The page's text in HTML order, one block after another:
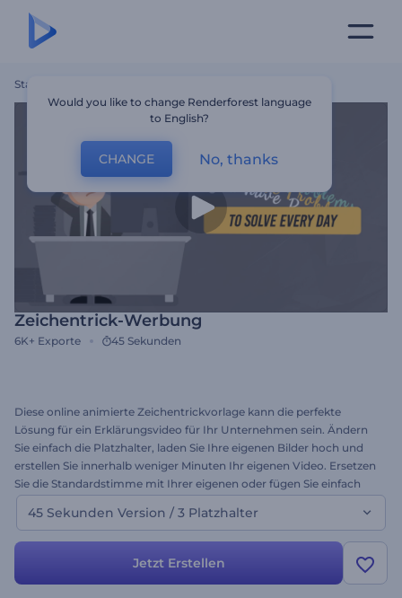
Startseite
Zeichentrick-Werbung
6K+ Exporte 45 Sekunden
Diese online animierte Zeichentrickvorlage kann die perfekte
Lösung für ein Erklärungsvideo für Ihr Unternehmen sein. Ändern
Sie einfach die Platzhalter, laden Sie Ihre eigenen Bilder hoch und
erstellen Sie innerhalb weniger Minuten Ihr eigenen Video. Ersetzen
Sie die Standardstimme mit Ihrer eigenen oder fügen Sie einfach
Musik hinzu. Erstellen Sie Ihre eigene animierte Werbung, Ihren
Erklärer oder einen kurzen Produktfilm und erhöhen Sie Ihre
45 Sekunden Version / 3 Platzhalter
Jetzt Erstellen
Would you like to change Renderforest language
to English?
CHANGE No, thanks